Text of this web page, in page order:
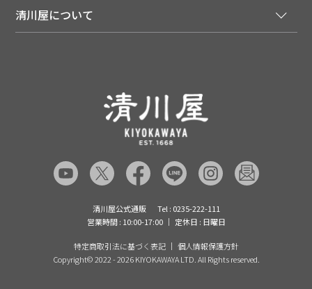
配達日について
返品について
よくあるご質問（FAQ）
あんしんの品質保証について（産直品）
品質保証について（通常品）
LINEお友だち登録
注文履歴
メディア掲載商品
清川屋のレビューを見る
清川屋について
清川屋公式通販
Tel : 0235-222-111
営業時間 : 10:00-17:00
定休日 : 日曜日
特定商取引法に基づく表記
個人情報保護方針
Copyright©2022 - 2026 KIYOKAWAYA LTD. All Rights reserved.